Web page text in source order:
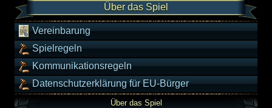
Über das Spiel
Vereinbarung
Spielregeln
Kommunikationsregeln
Datenschutzerklärung für EU-Bürger
Über das Spiel